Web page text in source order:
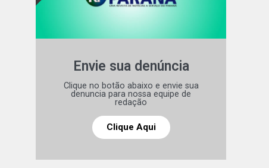
Envie sua denúncia
Clique no botão abaixo e envie sua
denuncia para nossa equipe de
redação
Clique Aqui